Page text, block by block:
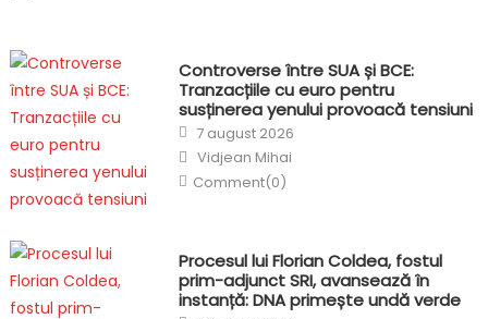
Controverse între SUA și BCE:
Tranzacțiile cu euro pentru
susținerea yenului provoacă tensiuni
Posted
on
7 august 2026
Author
Vidjean Mihai
Comment(0)
Procesul lui Florian Coldea, fostul
prim-adjunct SRI, avansează în
instanță: DNA primește undă verde